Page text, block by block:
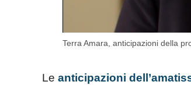
Terra Amara, anticipazioni della
Le anticipazioni